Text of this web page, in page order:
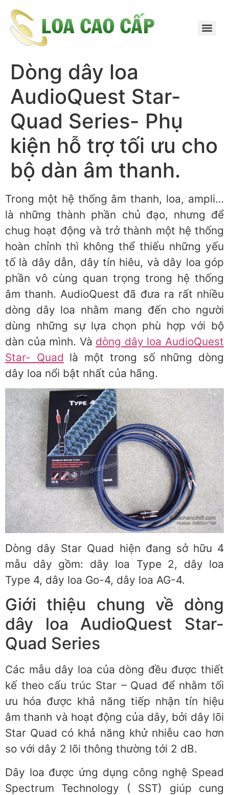
Dòng dây loa
AudioQuest Star-
Quad Series- Phụ
kiện hỗ trợ tối ưu cho
bộ dàn âm thanh.
Trong một hệ thống âm thanh, loa, ampli…
là những thành phần chủ đạo, nhưng để
chug hoạt động và trở thành một hệ thống
hoàn chỉnh thì không thể thiếu những yếu
tố là dây dẫn, dây tín hiêu, và dây loa góp
phần vô cùng quan trọng trong hệ thống
âm thanh. AudioQuest đã đưa ra rất nhiều
dòng dây loa nhằm mang đến cho người
dùng những sự lựa chọn phù hợp với bộ
dàn của mình. Và dòng dây loa AudioQuest
Star- Quad là một trong số những dòng
dây loa nổi bật nhất của hãng.
Dòng dây Star Quad hiện đang sở hữu 4
mẫu dây gồm: dây loa Type 2, dây loa
Type 4, dây loa Go-4, dây loa AG-4.
Giới thiệu chung về dòng
dây loa AudioQuest Star-
Quad Series
Các mẫu dây loa của dòng đều được thiết
kế theo cấu trúc Star – Quad để nhằm tối
ưu hóa được khả năng tiếp nhận tín hiệu
âm thanh và hoạt động của dây, bởi dây lõi
Star Quad có khả năng khử nhiễu cao hơn
so với dây 2 lõi thông thường tới 2 dB.
Dây loa được ứng dụng công nghệ Spead
Spectrum Technology ( SST) giúp cung